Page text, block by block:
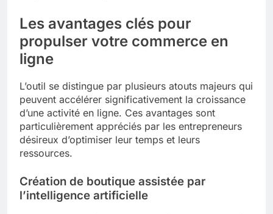
Les avantages clés pour
propulser votre commerce en
ligne
L’outil se distingue par plusieurs atouts majeurs qui
peuvent accélérer significativement la croissance
d’une activité en ligne. Ces avantages sont
particulièrement appréciés par les entrepreneurs
désireux d’optimiser leur temps et leurs
ressources.
Création de boutique assistée par
l’intelligence artificielle